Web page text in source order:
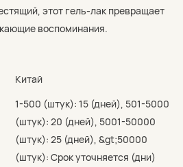
этот гель-лак превращает
воспоминания.
Китай
1-500 (штук): 15 (дней), 501-5000
(штук): 20 (дней), 5001-50000
(штук): 25 (дней), &gt;50000
(штук): Срок уточняется (дни)